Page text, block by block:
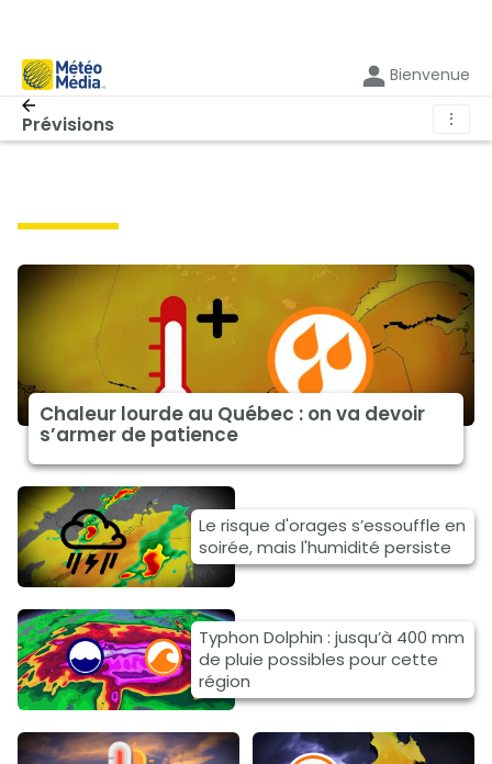
Bienvenue
Prévisions ⋮
Chaleur lourde au Québec : on va devoir
s’armer de patience
Le risque d'orages s’essouffle en
soirée, mais l'humidité persiste
Typhon Dolphin : jusqu’à 400 mm
de pluie possibles pour cette
région